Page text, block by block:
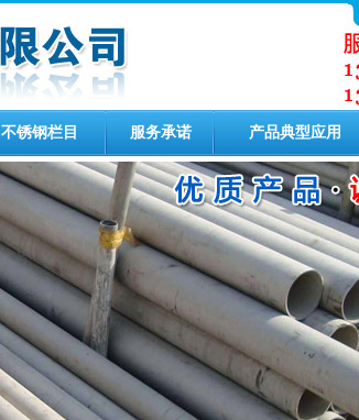
不锈钢栏目 服务承诺 产品典型应用